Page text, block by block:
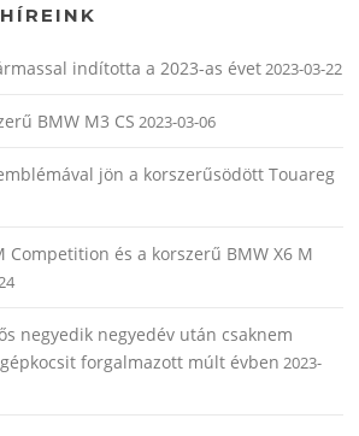
indította a 2023-as évet2023-03-22
BMW M3 CS 2023-03-06
jön a korszerűsödött Touareg
Competition és a korszerű BMW X6 M
negyedik negyedév után csaknem
forgalmazott múlt évben 2023-